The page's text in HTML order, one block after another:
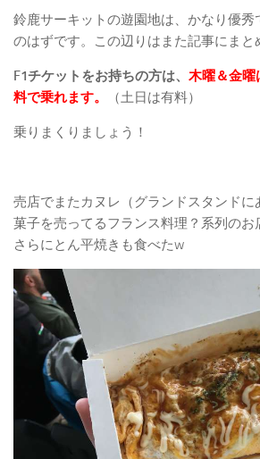
鈴鹿サーキットの遊園地は、かなり優秀
のはずです。この辺りはまた記事にまと
F1チケットをお持ちの方は、 木曜＆金曜
料で乗れます。
（土日は有料）
乗りまくりましょう！
売店でまたカヌレ（グランドスタンドに
菓子を売ってるフランス料理？系列のお
さらにとん平焼きも食べたw